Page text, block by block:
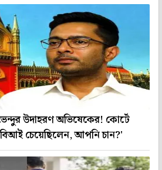
উদাহরণ অভিষেকের! কোর্টে
চেয়েছিলেন, আপনি চান?'